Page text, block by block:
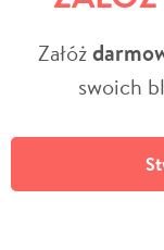
Załóż
swoich